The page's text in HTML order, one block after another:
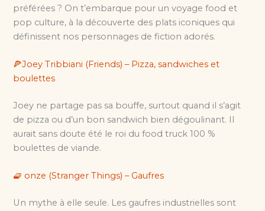
préférées ? On t’embarque pour un voyage food et
pop culture, à la découverte des plats iconiques qui
définissent nos personnages de fiction adorés.
🍕Joey Tribbiani (Friends) – Pizza, sandwiches et
boulettes
Joey ne partage pas sa bouffe, surtout quand il s’agit
de pizza ou d’un bon sandwich bien dégoulinant. Il
aurait sans doute été le roi du food truck 100 %
boulettes de viande.
🧇 onze (Stranger Things) – Gaufres
Un mythe à elle seule. Les gaufres industrielles sont